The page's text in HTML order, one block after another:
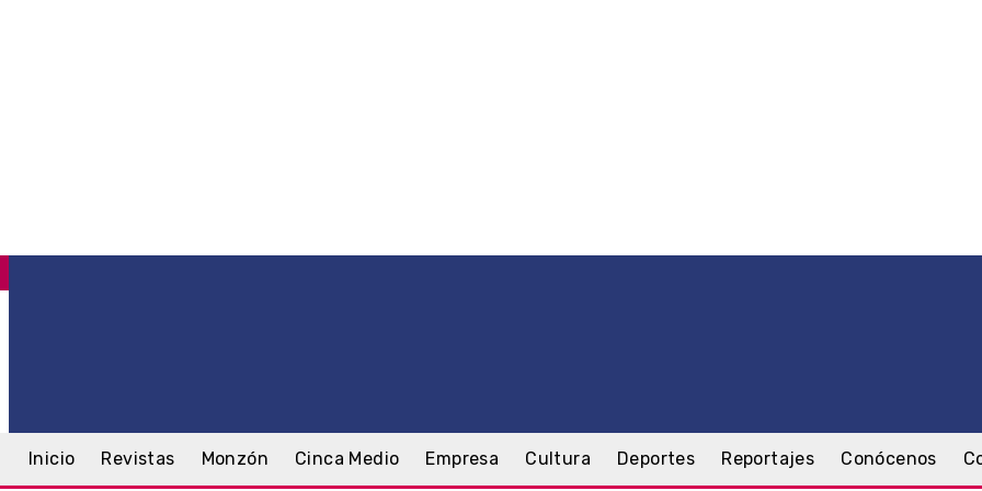
Inicio Revistas Monzón Cinca Medio Empresa Cultura Deportes Reportajes Conócenos